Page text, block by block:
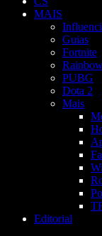
MAIS
Guias
Fortnite
PUBG
Dota 2
Mais
Editorial